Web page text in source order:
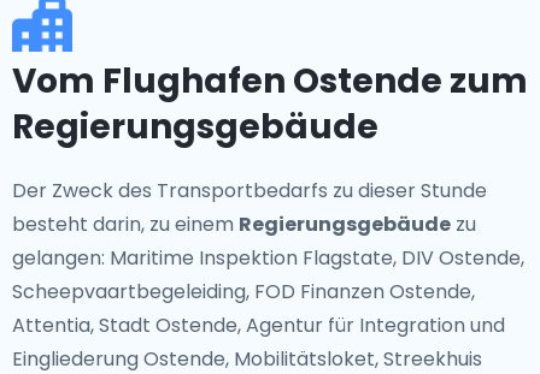
Vom Flughafen Ostende zum
Regierungsgebäude
Der Zweck des Transportbedarfs zu dieser Stunde
besteht darin, zu einem Regierungsgebäude zu
gelangen: Maritime Inspektion Flagstate, DIV Ostende,
Scheepvaartbegeleiding, FOD Finanzen Ostende,
Attentia, Stadt Ostende, Agentur für Integration und
Eingliederung Ostende, Mobilitätsloket, Streekhuis